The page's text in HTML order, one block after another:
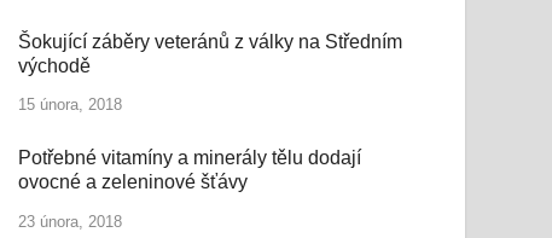
Šokující záběry veteránů z války na Středním
východě
15 února, 2018
Potřebné vitamíny a minerály tělu dodají
ovocné a zeleninové šťávy
23 února, 2018